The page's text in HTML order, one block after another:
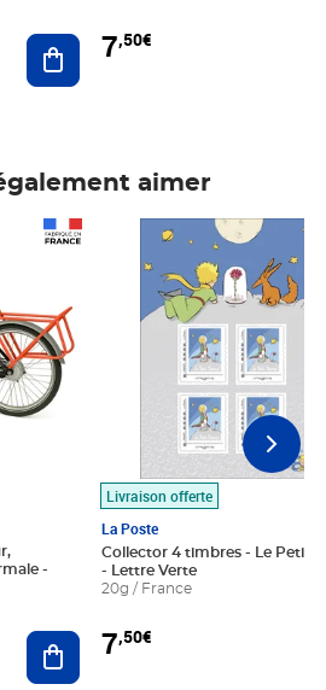
Ajouter au panier
7,50€
aimer
Ajouter au panier
Livraison offerte
La Poste
Collector 4 timbres - Le Petit
- Lettre Verte
20g / France
7,50€
Prix 7,50€